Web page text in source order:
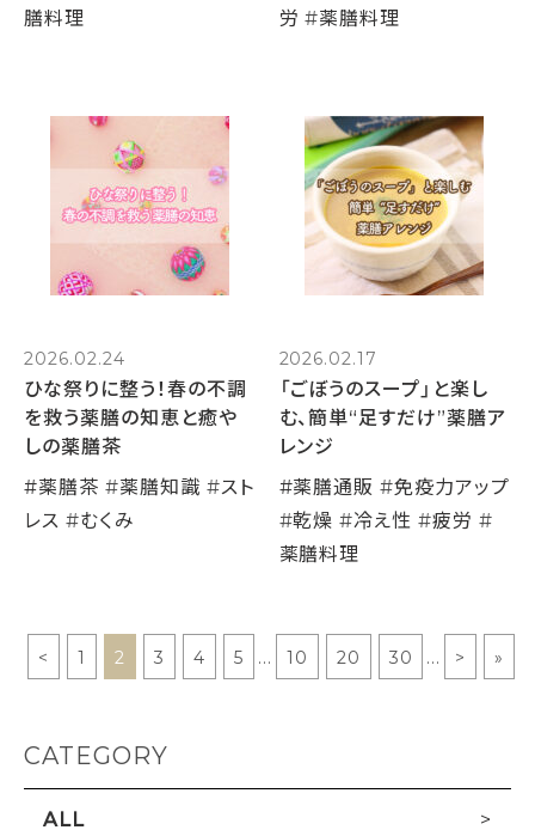
膳料理
労 #薬膳料理
2026.02.24
ひな祭りに整う！春の不調
を救う薬膳の知恵と癒や
しの薬膳茶
#薬膳茶 #薬膳知識 #スト
レス #むくみ
2026.02.17
「ごぼうのスープ」と楽し
む、簡単“足すだけ”薬膳ア
レンジ
#薬膳通販 #免疫力アップ
#乾燥 #冷え性 #疲労 #
薬膳料理
< 1 2 3 4 5 ... 10 20 30 ... > »
CATEGORY
ALL